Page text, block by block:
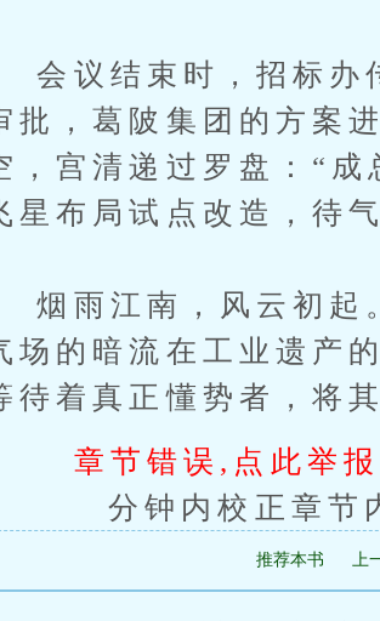
会议结束时，招标办
批，葛陂集团的方案
，宫清递过罗盘：“
星布局试点改造，待
烟雨江南，风云初起
场的暗流在工业遗产
待着真正懂势者，将
章节错误,点此举
分钟内校正章节
推荐本书 上